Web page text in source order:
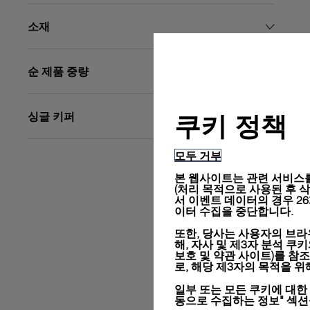
소재
순 제품 중량
싱글 키퍼 쿠키 정책
모두 거부
본 웹사이트는 관련 서비스
(처리 목적으로 사용된 후
서 이벤트 데이터의 경우
이터 수집을 중단합니다.
또한, 당사는 사용자의 브
해, 자사 및 제3자 분석 쿠
보호 및 약관 사이트)를 참
로, 해당 제3자의 목적을 위
일부 또는 모든 쿠키에 대
동으로 수집하는 정보" 섹